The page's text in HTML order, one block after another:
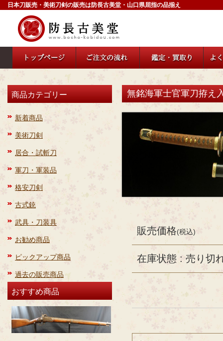
日本刀販売・美術刀剣の販売は防長古美堂・山口県屈指の品揃え
商品カテゴリー
新着商品
美術刀剣
居合・試斬刀
軍刀・軍装品
格安刀剣
古式銃
武具・刀装具
お勧め商品
ピックアップ商品
過去の販売商品
おすすめ商品
無銘海軍士官軍刀拵え
販売価格(税込)
在庫状態 : 売り切